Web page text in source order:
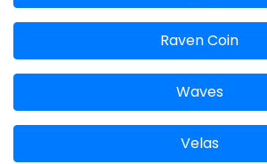
Raven Coin
Waves
Velas